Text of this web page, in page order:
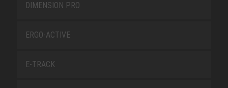
DIMENSION PRO
ERGO-ACTIVE
E-TRACK